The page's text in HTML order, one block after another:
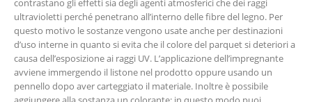
contrastano gli effetti sia degli agenti atmosferici che dei raggi
ultravioletti perché penetrano all’interno delle fibre del legno. Per
questo motivo le sostanze vengono usate anche per destinazioni
d’uso interne in quanto si evita che il colore del parquet si deteriori a
causa dell’esposizione ai raggi UV. L’applicazione dell’impregnante
avviene immergendo il listone nel prodotto oppure usando un
pennello dopo aver carteggiato il materiale. Inoltre è possibile